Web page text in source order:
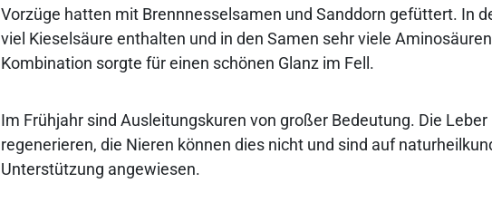
Vorzüge hatten mit Brennnesselsamen und Sanddorn gefüttert. In
viel Kieselsäure enthalten und in den Samen sehr viele
Kombination sorgte für einen schönen Glanz im Fell.
Im Frühjahr sind Ausleitungskuren von großer Bedeutung. Die Leber
regenerieren, die Nieren können dies nicht und sind auf
Unterstützung angewiesen.